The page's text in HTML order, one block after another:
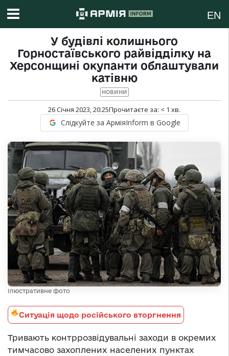
EN
У будівлі колишнього
Горностаївського райвідділку на
Херсонщині окупанти облаштували
катівню
НОВИНИ
26 Січня 2023, 20:25Прочитаєте за: < 1 хв.
Слідкуйте за АрміяInform в Google
Ілюстративне фото
Ситуація щодо російського вторгнення
Тривають контррозвідувальні заходи в окремих
тимчасово захоплених населених пунктах